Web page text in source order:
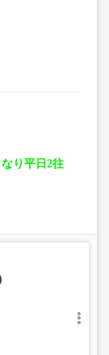
り平日2往